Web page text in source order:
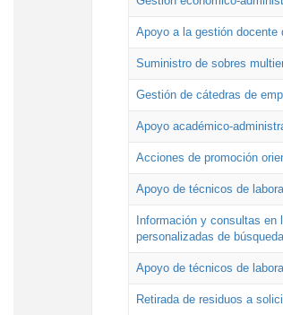
Apoyo a la gestión docente
Suministro de sobres
Gestión de cátedras de
Apoyo académico-
Acciones de promoción
Apoyo de técnicos de
Información y consultas
personalizadas de
Apoyo de técnicos de
Retirada de residuos a